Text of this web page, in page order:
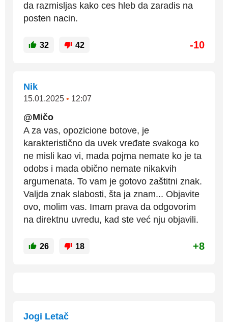
da razmisljas kako ces hleb da zaradis na
posten nacin.
32 42 -10
Nik
15.01.2025 • 12:07
@Mičo
A za vas, opozicione botove, je
karakteristično da uvek vređate svakoga ko
ne misli kao vi, mada pojma nemate ko je ta
odobs i mada obično nemate nikakvih
argumenata. To vam je gotovo zaštitni znak.
Valjda znak slabosti, šta ja znam... Objavite
ovo, molim vas. Imam prava da odgovorim
na direktnu uvredu, kad ste već nju objavili.
26 18 +8
Jogi Letač